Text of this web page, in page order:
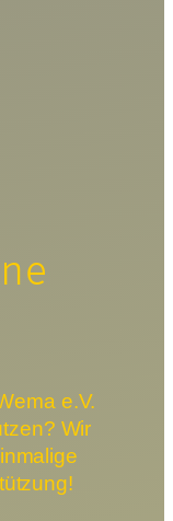
e.V.
Wir